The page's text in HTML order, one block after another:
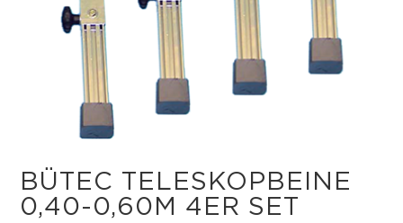
BÜTEC TELESKOPBEINE
0,40-0,60M 4ER SET